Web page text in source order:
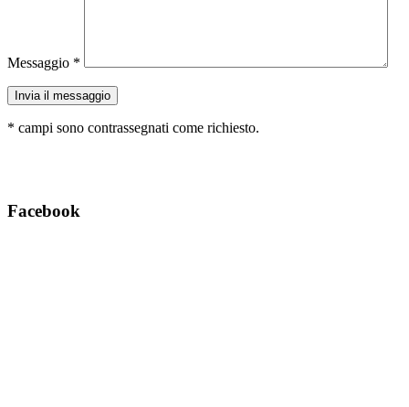
Messaggio *
Invia il messaggio
* campi sono contrassegnati come richiesto.
Facebook